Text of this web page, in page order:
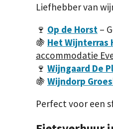
Liefhebber van
🍷 Op de Horst –
🍇 Het Wijnterras
accommodatie
🍷 Wijngaard De
🍇 Wijndorp
Perfect voor een